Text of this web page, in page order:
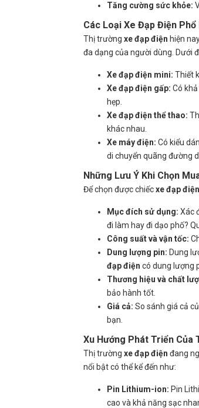
Tăng cường sức khỏe:
Các Loại Xe Đạp Điện Phổ
Thị trường xe đạp điện hiện
đa dạng của người dùng. Dưới
Xe đạp điện mini: Thiết
Xe đạp điện gấp: Có
hẹp.
Xe đạp điện thể thao:
khác nhau.
Xe máy điện: Có kiểu
di chuyển quãng đường
Những Lưu Ý Khi Chọn
Để chọn được chiếcxe đạp điện
Mục đích sử dụng: Xác
đi làm hay đi dạo phố?
Công suất và vận tốc:
Dung lượng pin: Dung
đạp điện có dung lượng
Thương hiệu và chất
bảo hành tốt.
Giá cả: So sánh giá cả
bạn.
Xu Hướng Phát Triển
Thị trường xe đạp điện đang
nổi bật có thể kể đến như:
Pin Lithium-ion: Pin
cao và khả năng sạc